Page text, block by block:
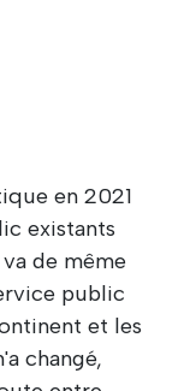
en 2021
existants
de même
public
et les
changé,